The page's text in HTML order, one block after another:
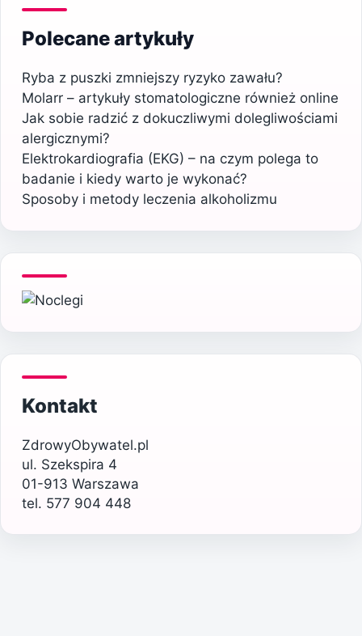
Polecane artykuły
Ryba z puszki zmniejszy ryzyko zawału?
Molarr – artykuły stomatologiczne również online
Jak sobie radzić z dokuczliwymi dolegliwościami
alergicznymi?
Elektrokardiografia (EKG) – na czym polega to
badanie i kiedy warto je wykonać?
Sposoby i metody leczenia alkoholizmu
Kontakt
ZdrowyObywatel.pl
ul. Szekspira 4
01-913 Warszawa
tel. 577 904 448